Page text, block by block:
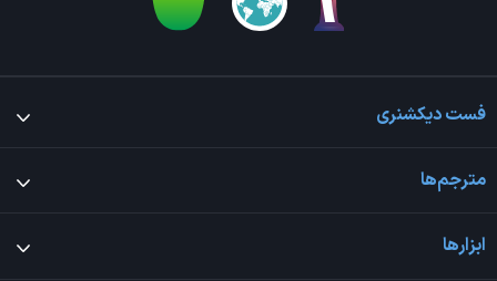
فست دیکشنری
مترجم‌ها
ابزارها